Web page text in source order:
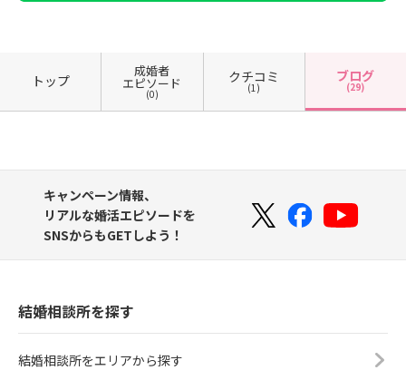
トップ
成婚者
エピソード
(0)
クチコミ
(1)
ブログ
(29)
キャンペーン情報、
リアルな婚活エピソードを
SNSからもGETしよう！
結婚相談所を探す
結婚相談所をエリアから探す